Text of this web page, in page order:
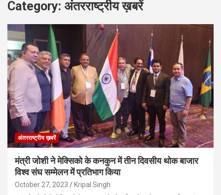
Category: अंतरराष्ट्रीय ख़बरें
अंतरराष्ट्रीय ख़बरें
मंत्री जोशी ने मेक्सिको के कनकुन में तीन दिवसीय थोक बाजार
विश्व संघ सम्मेलन में प्रतिभाग किया
October 27, 2023 Kripal Singh